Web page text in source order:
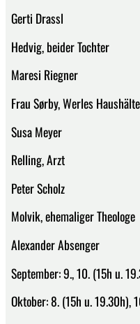
Gerti Drassl
Hedvig, beider Tochter
Maresi Riegner
Frau Sørby, Werles
Susa Meyer
Relling, Arzt
Peter Scholz
Molvik, ehemaliger Theologe
Alexander Absenger
September: 9., 10. (15h u.
Oktober: 8. (15h u. 19.30h),